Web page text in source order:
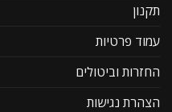
תקנון
עמוד פרטיות
החזרות וביטולים
הצהרת נגישות